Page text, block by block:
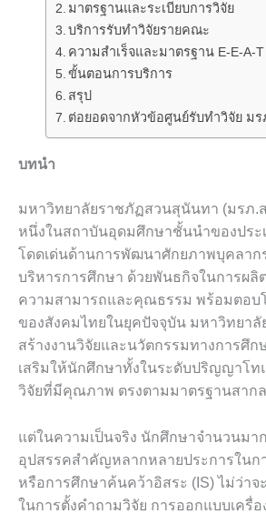
มาตรฐานและระเบียบการวิจัย
บริการรับทำวิจัยรายคณะ
ความสำเร็จและมาตรฐาน E-E-A-T
ขั้นตอนการบริการ
สรุป
ต่อยอดจากหัวข้อศูนย์รับทำวิจัย ม
บทนำ
มหาวิทยาลัยราชภัฏสวนสุนันทา (มรภ.
หนึ่งในสถาบันอุดมศึกษาชั้นนำของประ
โดดเด่นด้านการพัฒนาศักยภาพบุคลาก
บริหารการศึกษา ด้วยพันธกิจในการผ
ความสามารถและคุณธรรม พร้อมตอบ
ของสังคมไทยในยุคปัจจุบัน มหาวิทยาลั
สร้างงานวิจัยและนวัตกรรมทางการศึก
เสริมให้นักศึกษาทั้งในระดับปริญญาโท
วิจัยที่มีคุณภาพ ตรงตามมาตรฐานสากล
แต่ในความเป็นจริง นักศึกษาจำนวนมา
อุปสรรคสำคัญหลากหลายประการในก
หรือการศึกษาค้นคว้าอิสระ (IS) ไม่ว่าจ
ในการตั้งคำถามวิจัย การออกแบบเครื่อ